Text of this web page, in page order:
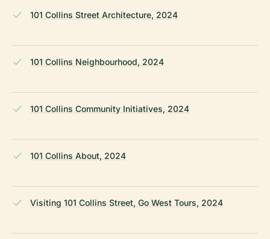
101 Collins Street Architecture, 2024
101 Collins Neighbourhood, 2024
101 Collins Community Initiatives, 2024
101 Collins About, 2024
Visiting 101 Collins Street, Go West Tours, 2024